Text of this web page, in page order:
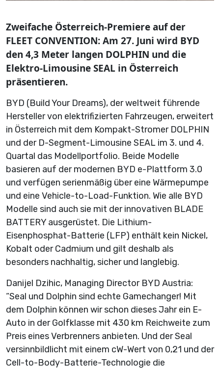
Zweifache Österreich-Premiere auf der
FLEET CONVENTION: Am 27. Juni wird BYD
den 4,3 Meter langen DOLPHIN und die
Elektro-Limousine SEAL in Österreich
präsentieren.
BYD (Build Your Dreams), der weltweit führende
Hersteller von elektrifizierten Fahrzeugen, erweitert
in Österreich mit dem Kompakt-Stromer DOLPHIN
und der D-Segment-Limousine SEAL im 3. und 4.
Quartal das Modellportfolio. Beide Modelle
basieren auf der modernen BYD e-Plattform 3.0
und verfügen serienmäßig über eine Wärmepumpe
und eine Vehicle-to-Load-Funktion. Wie alle BYD
Modelle sind auch sie mit der innovativen BLADE
BATTERY ausgerüstet. Die Lithium-
Eisenphosphat-Batterie (LFP) enthält kein Nickel,
Kobalt oder Cadmium und gilt deshalb als
besonders nachhaltig, sicher und langlebig.
Danijel Dzihic, Managing Director BYD Austria:
“Seal und Dolphin sind echte Gamechanger! Mit
dem Dolphin können wir schon dieses Jahr ein E-
Auto in der Golfklasse mit 430 km Reichweite zum
Preis eines Verbrenners anbieten. Und der Seal
versinnbildlicht mit einem cW-Wert von 0,21 und der
Cell-to-Body-Batterie-Technologie die